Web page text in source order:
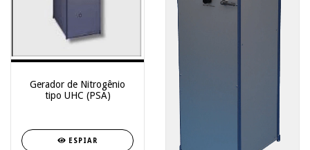
Gerador de Nitrogênio
tipo UHC (PSA)
ESPIAR